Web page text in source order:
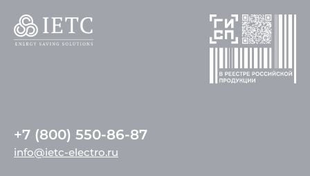
+7 (800) 550-86-87
info@ietc-electro.ru